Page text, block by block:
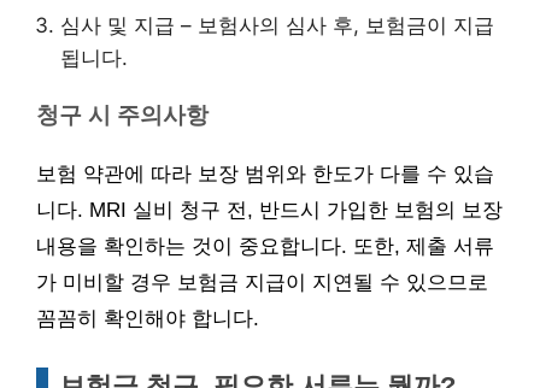
심사 및 지급 – 보험사의 심사 후, 보험금이 지급
됩니다.
청구 시 주의사항
보험 약관에 따라 보장 범위와 한도가 다를 수 있습
니다. MRI 실비 청구 전, 반드시 가입한 보험의 보장
내용을 확인하는 것이 중요합니다. 또한, 제출 서류
가 미비할 경우 보험금 지급이 지연될 수 있으므로
꼼꼼히 확인해야 합니다.